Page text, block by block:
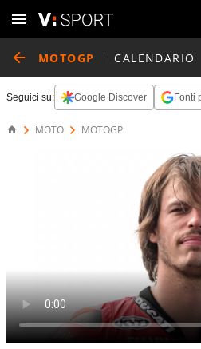
MOTOGP CALENDARIO
Seguici su: Google Discover Fonti
MOTO MOTOGP